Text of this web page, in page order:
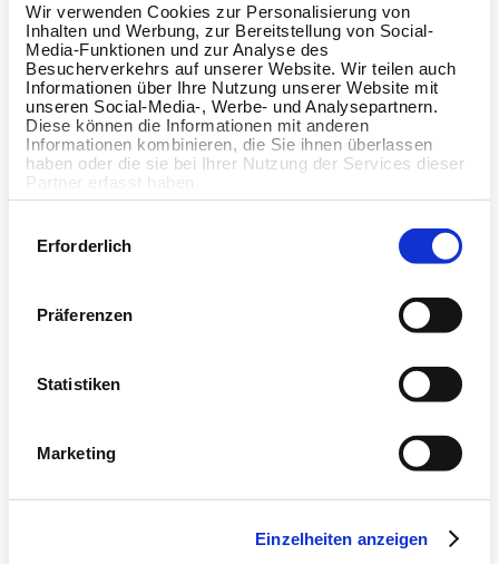
Wir verwenden Cookies zur Personalisierung von
Inhalten und Werbung, zur Bereitstellung von Social-
Media-Funktionen und zur Analyse des
Besucherverkehrs auf unserer Website. Wir teilen auch
Informationen über Ihre Nutzung unserer Website mit
unseren Social-Media-, Werbe- und Analysepartnern.
Diese können die Informationen mit anderen
Informationen kombinieren, die Sie ihnen überlassen
haben oder die sie bei Ihrer Nutzung der Services dieser
Partner erfasst haben.
Erforderlich
Präferenzen
Statistiken
Marketing
Einzelheiten anzeigen
Ich habe ein Studio und
überlege EGYM Wellpass-
Partner zu werden.